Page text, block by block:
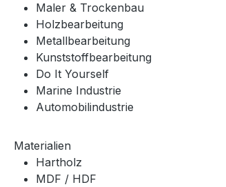
Maler & Trockenbau
Holzbearbeitung
Metallbearbeitung
Kunststoffbearbeitung
Do It Yourself
Marine Industrie
Automobilindustrie
Materialien
Hartholz
MDF / HDF